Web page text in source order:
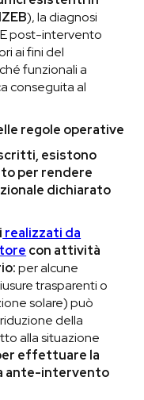
), la diagnosi
post-intervento
ai fini del
funzionali a
conseguita al
regole operative
esistono
per rendere
dichiarato
realizzati da
con attività
per alcune
trasparenti o
solare) può
della
alla situazione
effettuare la
ante-intervento